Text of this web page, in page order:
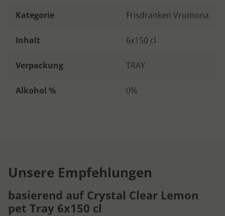
Kategorie Frisdranken Vrumona
Inhalt 6x150 cl
Verpackung TRAY
Alkohol % 0%
Unsere Empfehlungen
basierend auf Crystal Clear Lemon
pet Tray 6x150 cl